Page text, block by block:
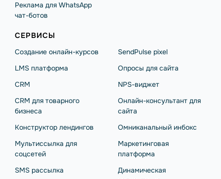
Реклама для WhatsApp
чат-ботов
СЕРВИСЫ
Создание онлайн-курсов
LMS платформа
CRM
CRM для товарного
бизнеса
Конструктор лендингов
Мультиссылка для
соцсетей
SMS рассылка
SendPulse pixel
Опросы для сайта
NPS-виджет
Онлайн-консультант для
сайта
Омниканальный инбокс
Маркетинговая
платформа
Динамическая